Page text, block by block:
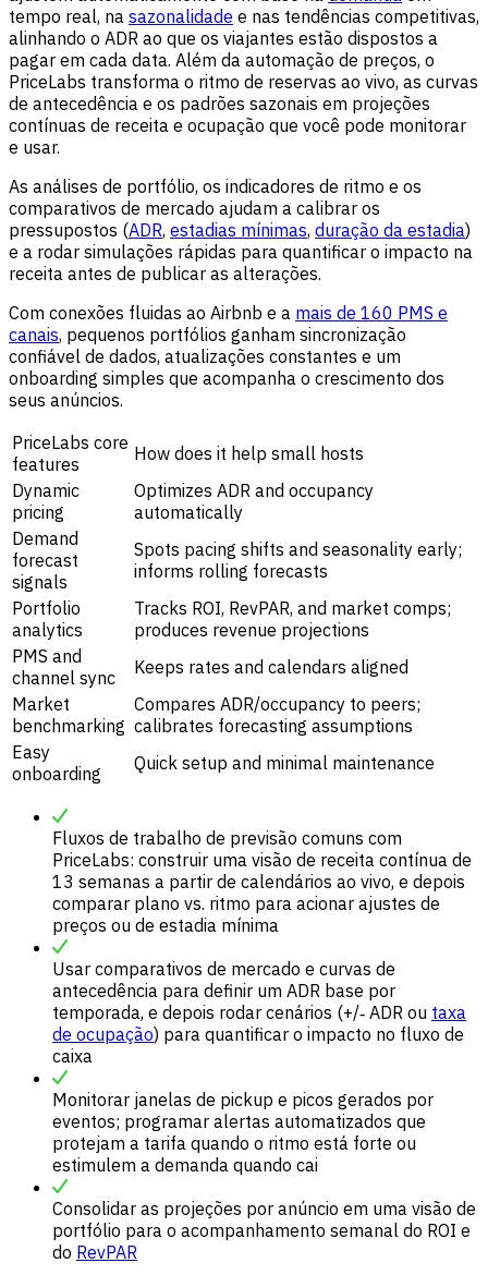
tempo real, na sazonalidade e nas tendências competitivas,
alinhando o ADR ao que os viajantes estão dispostos a
pagar em cada data. Além da automação de preços, o
PriceLabs transforma o ritmo de reservas ao vivo, as curvas
de antecedência e os padrões sazonais em projeções
contínuas de receita e ocupação que você pode monitorar
e usar.
As análises de portfólio, os indicadores de ritmo e os
comparativos de mercado ajudam a calibrar os
pressupostos (ADR, estadias mínimas, duração da estadia)
e a rodar simulações rápidas para quantificar o impacto na
receita antes de publicar as alterações.
Com conexões fluidas ao Airbnb e a mais de 160 PMS e
canais, pequenos portfólios ganham sincronização
confiável de dados, atualizações constantes e um
onboarding simples que acompanha o crescimento dos
seus anúncios.
PriceLabs core
features
How does it help small hosts
Dynamic
pricing
Optimizes ADR and occupancy
automatically
Demand
forecast
signals
Spots pacing shifts and seasonality early;
informs rolling forecasts
Portfolio
analytics
Tracks ROI, RevPAR, and market comps;
produces revenue projections
PMS and
channel sync
Keeps rates and calendars aligned
Market
benchmarking
Compares ADR/occupancy to peers;
calibrates forecasting assumptions
Easy
onboarding
Quick setup and minimal maintenance
Fluxos de trabalho de previsão comuns com
PriceLabs: construir uma visão de receita contínua de
13 semanas a partir de calendários ao vivo, e depois
comparar plano vs. ritmo para acionar ajustes de
preços ou de estadia mínima
Usar comparativos de mercado e curvas de
antecedência para definir um ADR base por
temporada, e depois rodar cenários (+/‑ ADR ou taxa
de ocupação) para quantificar o impacto no fluxo de
caixa
Monitorar janelas de pickup e picos gerados por
eventos; programar alertas automatizados que
protejam a tarifa quando o ritmo está forte ou
estimulem a demanda quando cai
Consolidar as projeções por anúncio em uma visão de
portfólio para o acompanhamento semanal do ROI e
do RevPAR